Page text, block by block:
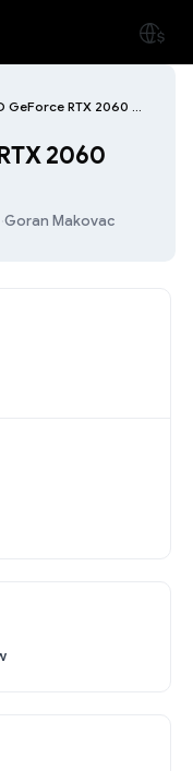
GAINWARD GeForce RTX 2060 Super Ghost
2060
·Goran Makovac